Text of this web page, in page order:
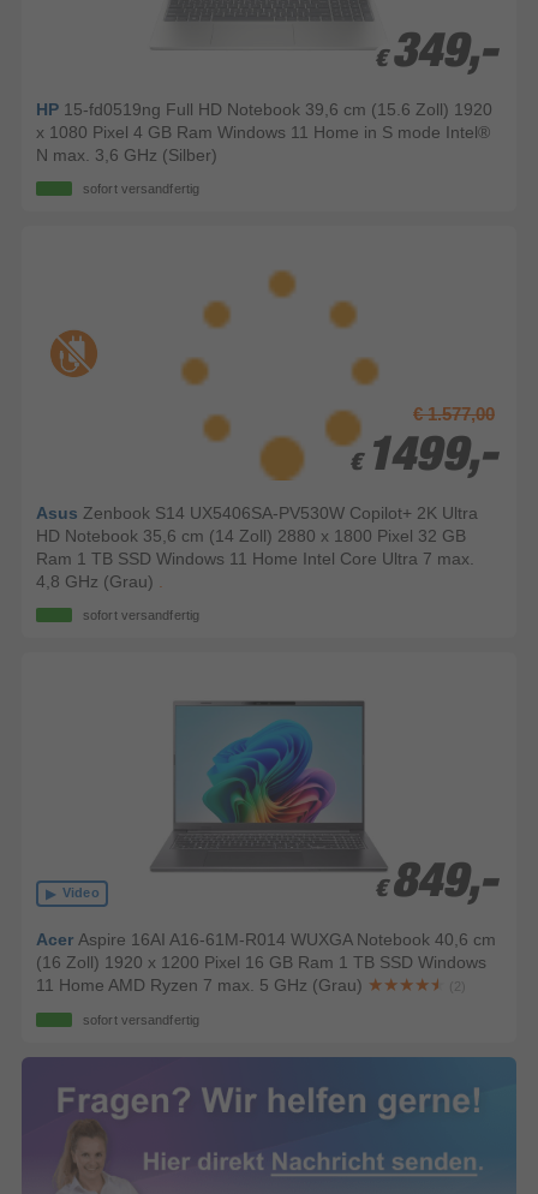
€ 349,-
€ 349,-
HP 15-fd0519ng Full HD Notebook 39,6 cm (15.6 Zoll) 1920
x 1080 Pixel 4 GB Ram Windows 11 Home in S mode Intel®
N max. 3,6 GHz (Silber)
sofort versandfertig
€ 1.577,00
€ 1499,-
€ 1499,-
Asus Zenbook S14 UX5406SA-PV530W Copilot+ 2K Ultra
HD Notebook 35,6 cm (14 Zoll) 2880 x 1800 Pixel 32 GB
Ram 1 TB SSD Windows 11 Home Intel Core Ultra 7 max.
4,8 GHz (Grau)
sofort versandfertig
Video € 849,-
€ 849,-
Acer Aspire 16AI A16-61M-R014 WUXGA Notebook 40,6 cm
(16 Zoll) 1920 x 1200 Pixel 16 GB Ram 1 TB SSD Windows
11 Home AMD Ryzen 7 max. 5 GHz (Grau)
(2)
sofort versandfertig